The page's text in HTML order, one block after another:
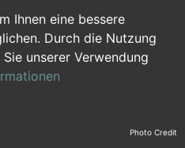
Ihnen eine bessere
Durch die Nutzung
unserer Verwendung
Sekretariat
Nebenjobs
Ausbildung Photo Credit